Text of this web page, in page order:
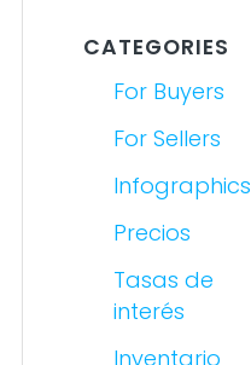
CATEGORIES
For Buyers
For Sellers
Infographics
Precios
Tasas de
interés
Inventario